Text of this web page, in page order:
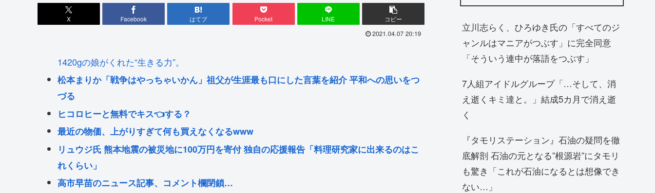
X Facebook はてブ Pocket LINE コピー
2021.04.07 20:19
1420gの娘がくれた“生きる力”。
松本まりか「戦争はやっちゃいかん」祖父が生涯最も口にした言葉を紹介 平和への思いをつ
づる
ヒコロヒーと無料でキス👈する？
最近の物価、上がりすぎて何も買えなくなるwww
リュウジ氏 熊本地震の被災地に100万円を寄付 独自の応援報告「料理研究家に出来るのはこ
れくらい」
高市早苗のニュース記事、コメント欄閉鎖…
立川志らく、ひろゆき氏の「すべてのジ
ャンルはマニアがつぶす」に完全同意
「そういう連中が落語をつぶす」
7人組アイドルグループ「…そして、消
え逝くキミ達と。」結成5カ月で消え逝
く
『タモリステーション』石油の疑問を徹
底解剖 石油の元となる”根源岩”にタモリ
も驚き「これが石油になるとは想像でき
ない…」